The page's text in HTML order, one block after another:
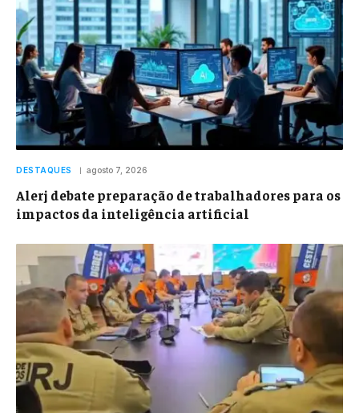
DESTAQUES agosto 7, 2026
Alerj debate preparação de trabalhadores para os
impactos da inteligência artificial